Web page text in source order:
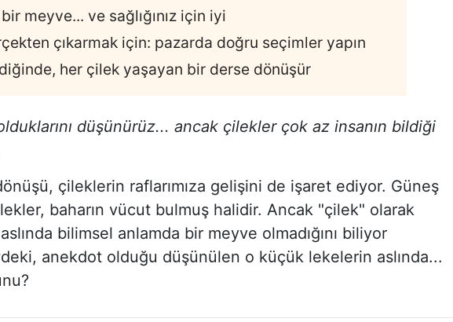
bir meyve... ve sağlığınız için iyi
çıkarmak için: pazarda doğru seçimler yapın
her çilek yaşayan bir derse dönüşür
düşünürüz... ancak çilekler çok az insanın bildiği
çileklerin raflarımıza gelişini de işaret ediyor. Güneş
baharın vücut bulmuş halidir. Ancak "çilek" olarak
bilimsel anlamda bir meyve olmadığını biliyor
anekdot olduğu düşünülen o küçük lekelerin aslında...